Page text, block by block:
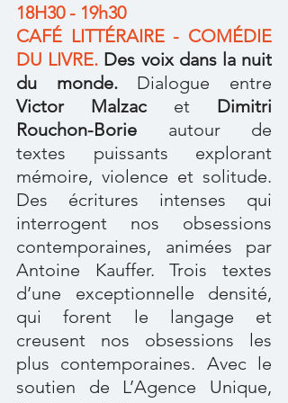
18H30 - 19h30
CAFÉ LITTÉRAIRE - COMÉDIE
DU LIVRE. Des voix dans la nuit
du monde.
Victor Malzac et Dimitri
Rouchon-Borie autour de
textes puissants explorant
mémoire, violence et solitude.
Des écritures intenses qui
interrogent nos obsessions
contemporaines, animées par
Antoine Kauffer. Trois textes
d’une exceptionnelle densité,
qui forent le langage et
creusent nos obsessions les
plus contemporaines. Avec le
soutien de L’Agence Unique,